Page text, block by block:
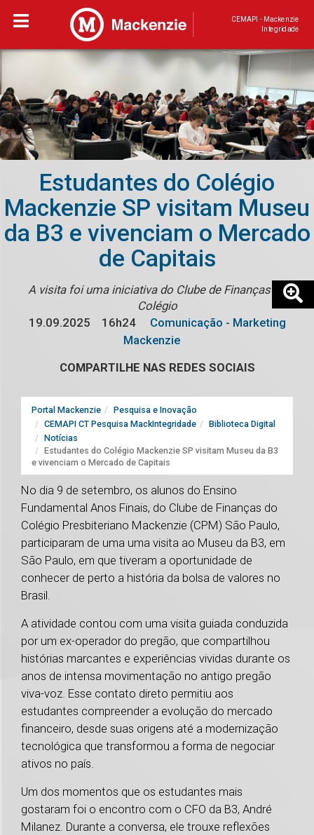
CEMAPI - Mackenzie
Integridade
Estudantes do Colégio
Mackenzie SP visitam Museu
da B3 e vivenciam o Mercado
de Capitais
A visita foi uma iniciativa do Clube de Finanças do
Colégio
19.09.2025
16h24
Comunicação - Marketing
Mackenzie
COMPARTILHE NAS REDES SOCIAIS
Portal Mackenzie
Pesquisa e Inovação
CEMAPI CT Pesquisa MackIntegridade
Biblioteca Digital
Notícias
Estudantes do Colégio Mackenzie SP visitam Museu da B3
e vivenciam o Mercado de Capitais
No dia 9 de setembro, os alunos do Ensino
Fundamental Anos Finais, do Clube de Finanças do
Colégio Presbiteriano Mackenzie (CPM) São Paulo,
participaram de uma uma visita ao Museu da B3, em
São Paulo, em que tiveram a oportunidade de
conhecer de perto a história da bolsa de valores no
Brasil.
A atividade contou com uma visita guiada conduzida
por um ex-operador do pregão, que compartilhou
histórias marcantes e experiências vividas durante os
anos de intensa movimentação no antigo pregão
viva-voz. Esse contato direto permitiu aos
estudantes compreender a evolução do mercado
financeiro, desde suas origens até a modernização
tecnológica que transformou a forma de negociar
ativos no país.
Um dos momentos que os estudantes mais
gostaram foi o encontro com o CFO da B3, André
Milanez. Durante a conversa, ele trouxe reflexões